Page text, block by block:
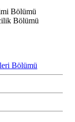
Bölümü
Bölümü
Bölümü